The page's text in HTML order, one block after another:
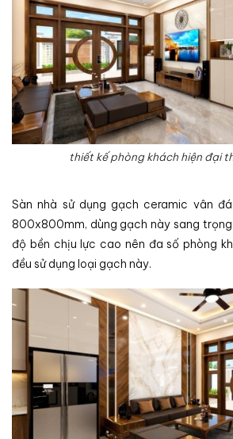
thiết kế phòng khách hiện đại
Sàn nhà sử dụng gạch ceramic vân
800x800mm, dùng gạch này sang
độ bền chịu lực cao nên đa số phòng
đều sử dụng loại gạch này.